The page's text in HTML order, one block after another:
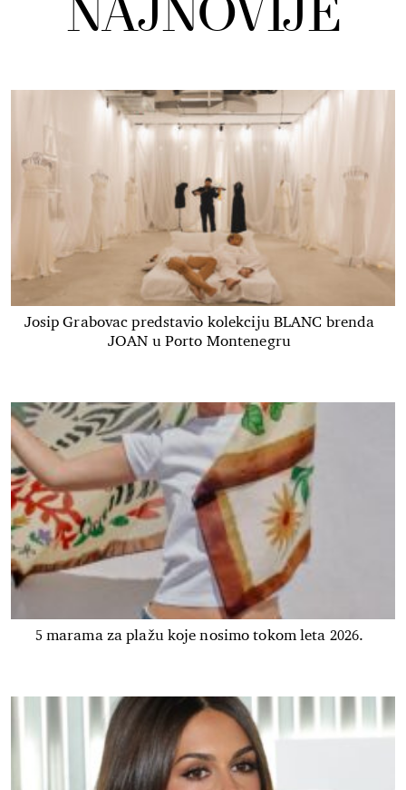
NAJNOVIJE
Josip Grabovac predstavio kolekciju BLANC brenda
JOAN u Porto Montenegru
5 marama za plažu koje nosimo tokom leta 2026.